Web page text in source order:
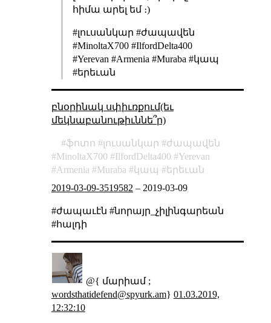
հիմա արել եմ ։)
#լուսանկար #ժապավեն
#MinoltaX700 #IlfordDelta400
#Yerevan #Armenia #Muraba #կապ
#երեւան
բնօրինակ սփիւռքում(եւ
մեկնաբանութիւննե՞ր)
ֆոտո լուսանկար
ժապավեն
MinoltaX700
IlfordDelta400
Yerevan
Armenia
Muraba կապ
երեւան
2019-03-09-3519582 – 2019-03-09
#ժապաւէն #նորայր_չիլինգարեան
#հալդի
@{ մարիամ ;
wordsthatidefend@spyurk.am} 01.03.2019,
12:32:10